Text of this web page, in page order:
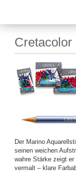
Cretacolor
Der Marino
seinen weichen
wahre Stärke zeigt
vermalt – klare